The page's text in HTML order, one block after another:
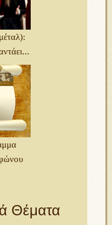
Θέματα